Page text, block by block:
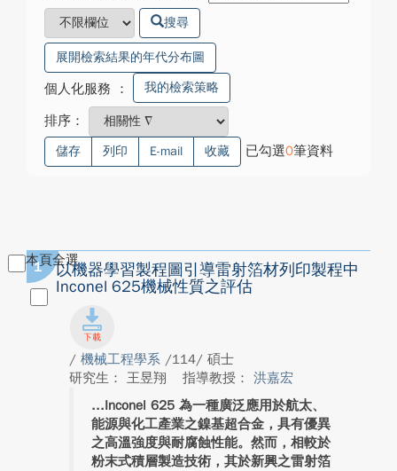
搜尋
展開檢索結果的年代分布圖
個人化服務 ： 我的檢索策略
排序：
儲存 列印 E-mail 收藏 已勾選0筆資料
本頁全選
1
以機器學習製程圖引導雷射箔材列印製程中
Inconel 625機械性質之評估
/ 機械工程學系 /114/ 碩士
研究生： 王昱翔
指導教授： 洪嘉宏
Inconel 625 為一種廣泛應用於航太、
能源與化工產業之鎳基超合金，具有優異
之高溫強度與耐腐蝕性能。然而，相較於
粉末式積層製造技術，其於新興之雷射箔